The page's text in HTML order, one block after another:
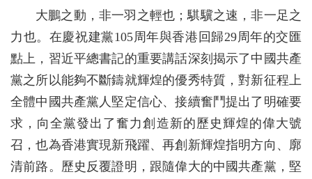
大鵬之動，非一羽之輕也；騏驥之速，非一足之
力也。在慶祝建黨105周年與香港回歸29周年的交匯
點上，習近平總書記的重要講話深刻揭示了中國共產
黨之所以能夠不斷鑄就輝煌的優秀特質，對新征程上
全體中國共產黨人堅定信心、接續奮鬥提出了明確要
求，向全黨發出了奮力創造新的歷史輝煌的偉大號
召，也為香港實現新飛躍、再創新輝煌指明方向、廓
清前路。歷史反覆證明，跟隨偉大的中國共產黨，堅